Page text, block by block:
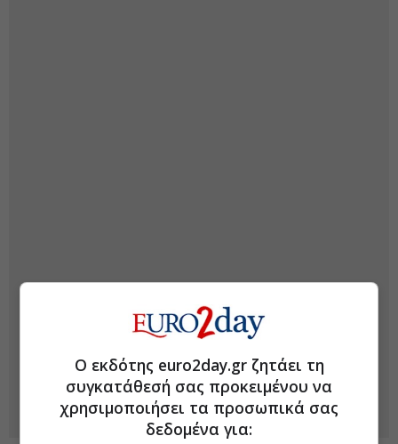
Ο εκδότης euro2day.gr ζητάει τη
συγκατάθεσή σας προκειμένου να
χρησιμοποιήσει τα προσωπικά σας
δεδομένα για: